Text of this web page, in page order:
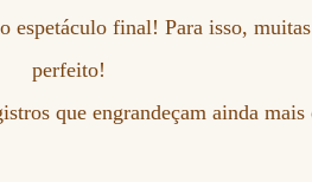
espetáculo final! Para isso,
perfeito!
que engrandeçam ainda